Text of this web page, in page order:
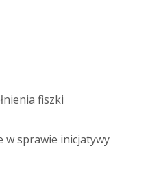
fiszki
w sprawie inicjatywy